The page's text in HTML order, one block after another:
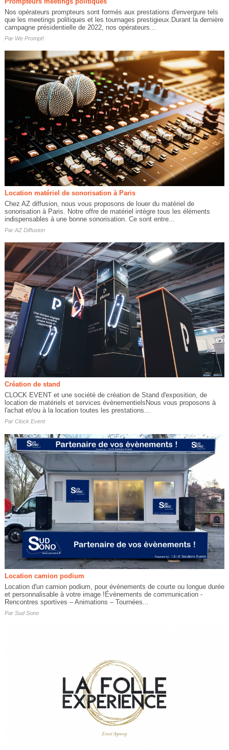
Nos opérateurs prompteurs sont formés aux prestations d'envergure tels
que les meetings politiques et les tournages prestigieux.Durant la dernière
campagne présidentielle de 2022, nos opérateurs...
Par We Prompt!
Location matériel de sonorisation à Paris
Chez AZ diffusion, nous vous proposons de louer du matériel de
sonorisation à Paris. Notre offre de matériel intègre tous les éléments
indispensables à une bonne sonorisation. Ce sont entre...
Par AZ Diffusion
Création de stand
CLOCK EVENT et une société de création de Stand d'exposition, de
location de matériels et services évènementielsNous vous proposons à
l'achat et/ou à la location toutes les prestations...
Par Clock Event
Location camion podium
Location d'un camion podium, pour évènements de courte ou longue durée
et personnalisable à votre image !Évènements de communication -
Rencontres sportives – Animations – Tournées...
Par Sud Sono